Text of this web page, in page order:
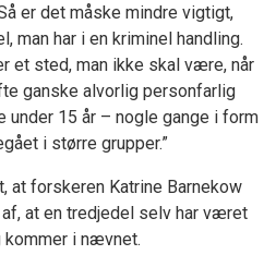
er det måske mindre vigtigt,
man har i en kriminel handling.
et sted, man ikke skal være, når
ganske alvorlig personfarlig
under 15 år – nogle gange i form
i større grupper.”
at forskeren Katrine Barnekow
at en tredjedel selv har været
i nævnet.